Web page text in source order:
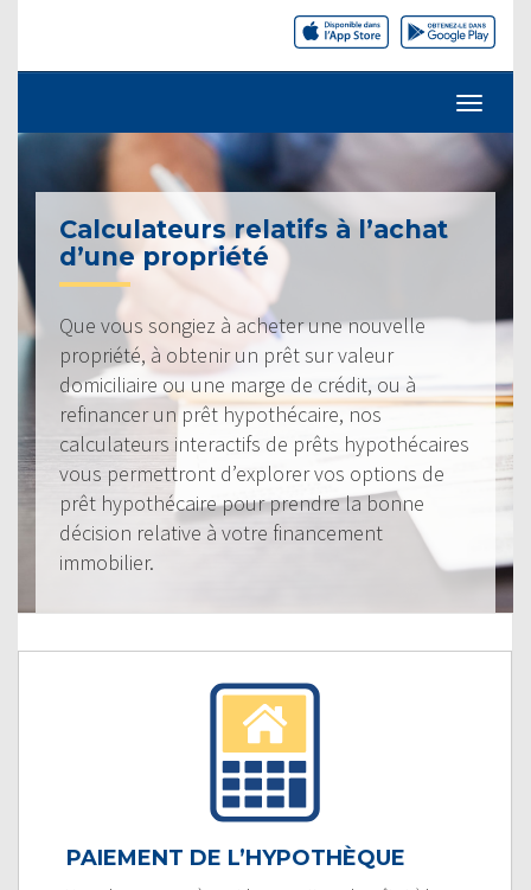
Calculateurs relatifs à l’achat
d’une propriété
Que vous songiez à acheter une nouvelle
propriété, à obtenir un prêt sur valeur
domiciliaire ou une marge de crédit, ou à
refinancer un prêt hypothécaire, nos
calculateurs interactifs de prêts hypothécaires
vous permettront d’explorer vos options de
prêt hypothécaire pour prendre la bonne
décision relative à votre financement
immobilier.
PAIEMENT DE L’HYPOTHÈQUE